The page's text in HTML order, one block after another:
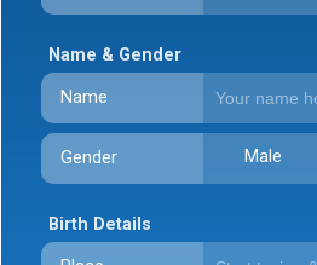
Name & Gender
Name
Gender Male
Birth Details